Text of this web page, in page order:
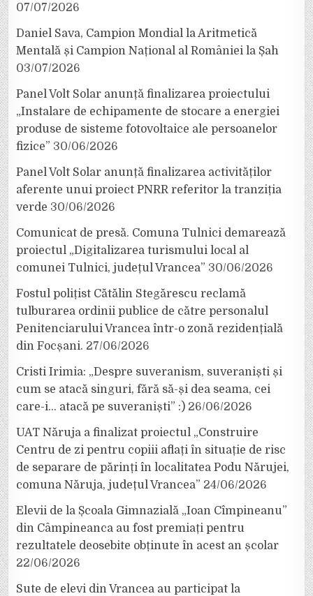
07/07/2026
Daniel Sava, Campion Mondial la Aritmetică
Mentală și Campion Național al României la Șah
03/07/2026
Panel Volt Solar anunță finalizarea proiectului
„Instalare de echipamente de stocare a energiei
produse de sisteme fotovoltaice ale persoanelor
fizice” 30/06/2026
Panel Volt Solar anunță finalizarea activităților
aferente unui proiect PNRR referitor la tranziția
verde 30/06/2026
Comunicat de presă. Comuna Tulnici demarează
proiectul „Digitalizarea turismului local al
comunei Tulnici, județul Vrancea” 30/06/2026
Fostul polițist Cătălin Stegărescu reclamă
tulburarea ordinii publice de către personalul
Penitenciarului Vrancea într-o zonă rezidențială
din Focșani. 27/06/2026
Cristi Irimia: „Despre suveranism, suveraniști și
cum se atacă singuri, fără să-și dea seama, cei
care-i… atacă pe suveraniști” :) 26/06/2026
UAT Năruja a finalizat proiectul „Construire
Centru de zi pentru copiii aflați în situație de risc
de separare de părinți în localitatea Podu Nărujei,
comuna Năruja, județul Vrancea” 24/06/2026
Elevii de la Școala Gimnazială „Ioan Cîmpineanu”
din Câmpineanca au fost premiați pentru
rezultatele deosebite obținute în acest an școlar
22/06/2026
Sute de elevi din Vrancea au participat la